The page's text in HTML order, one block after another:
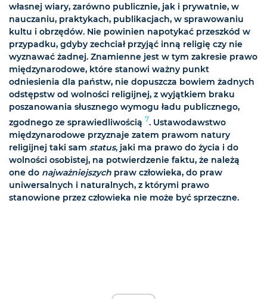
własnej wiary, zarówno publicznie, jak i prywatnie, w
nauczaniu, praktykach, publikacjach, w sprawowaniu
kultu i obrzędów. Nie powinien napotykać przeszkód w
przypadku, gdyby zechciał przyjąć inną religię czy nie
wyznawać żadnej. Znamienne jest w tym zakresie prawo
międzynarodowe, które stanowi ważny punkt
odniesienia dla państw, nie dopuszcza bowiem żadnych
odstępstw od wolności religijnej, z wyjątkiem braku
poszanowania słusznego wymogu ładu publicznego,
zgodnego ze sprawiedliwością 7. Ustawodawstwo
międzynarodowe przyznaje zatem prawom natury
religijnej taki sam status,jaki ma prawo do życia i do
wolności osobistej, na potwierdzenie faktu, że należą
one do najważniejszych praw człowieka, do praw
uniwersalnych i naturalnych, z którymi prawo
stanowione przez człowieka nie może być sprzeczne.